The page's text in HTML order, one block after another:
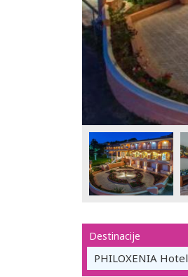
Destinacije
PHILOXENIA Hotel